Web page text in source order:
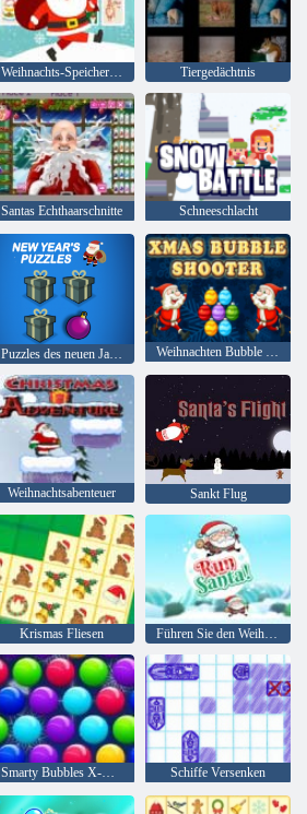
Weihnachts-Speicherkarten Tiergedächtnis
Santas Echthaarschnitte Schneeschlacht
Puzzles des neuen Jahres Weihnachten Bubble Shooter
Weihnachtsabenteuer Sankt Flug
Krismas Fliesen Führen Sie den Weihnachtsmann
Smarty Bubbles X-Mas Schiffe Versenken